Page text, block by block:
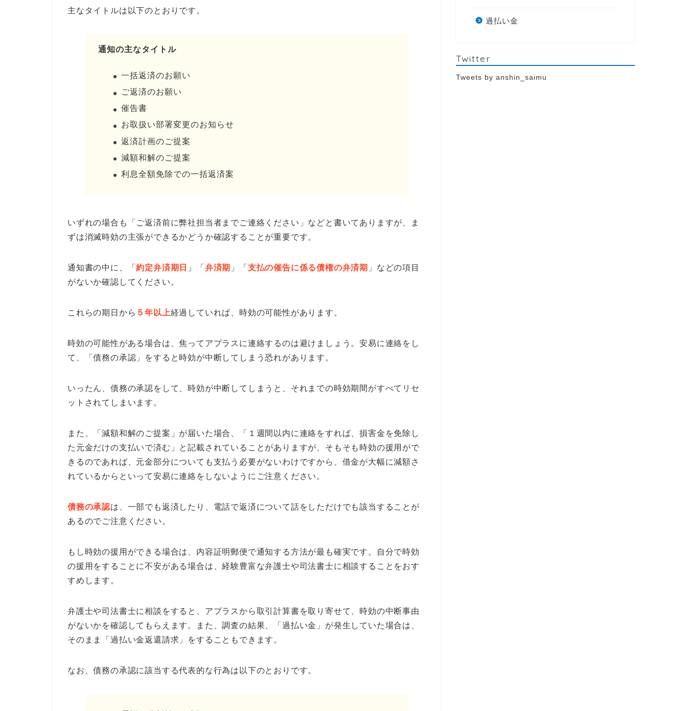
主なタイトルは以下のとおりです。
通知の主なタイトル
一括返済のお願い
ご返済のお願い
催告書
お取扱い部署変更のお知らせ
返済計画のご提案
減額和解のご提案
利息全額免除での一括返済案
いずれの場合も「ご返済前に弊社担当者までご連絡ください」などと書いてありますが、ま
ずは消滅時効の主張ができるかどうか確認することが重要です。
通知書の中に、「約定弁済期日 」「 弁済期 」「 支払の催告に係る債権の弁済期 」などの項目
がないか確認してください。
これらの期日から ５年以上経過していれば、時効の可能性があります。
時効の可能性がある場合は、焦ってアプラスに連絡するのは避けましょう。安易に連絡をし
て、「債務の承認」をすると時効が中断してしまう恐れがあります。
いったん、債務の承認をして、時効が中断してしまうと、それまでの時効期間がすべてリセ
ットされてしまいます。
また、「減額和解のご提案」が届いた場合、「１週間以内に連絡をすれば、損害金を免除し
た元金だけの支払いで済む」と記載されていることがありますが、そもそも時効の援用がで
きるのであれば、元金部分についても支払う必要がないわけですから、借金が大幅に減額さ
れているからといって安易に連絡をしないようにご注意ください。
債務の承認は、一部でも返済したり、電話で返済について話をしただけでも該当することが
あるのでご注意ください。
もし時効の援用ができる場合は、内容証明郵便で通知する方法が最も確実です。自分で時効
の援用をすることに不安がある場合は、経験豊富な弁護士や司法書士に相談することをおす
すめします。
弁護士や司法書士に相談をすると、アプラスから取引計算書を取り寄せて、時効の中断事由
がないかを確認してもらえます。また、調査の結果、「過払い金」が発生していた場合は、
そのまま「過払い金返還請求」をすることもできます。
なお、債務の承認に該当する代表的な行為は以下のとおりです。
過払い金
Twitter
Tweets by anshin_saimu